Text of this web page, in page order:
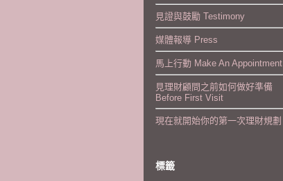
見證與鼓勵 Testimony
媒體報導 Press
馬上行動 Make An Appointment
見理財顧問之前如何做好準備
Before First Visit
現在就開始你的第一次理財規劃
標籤